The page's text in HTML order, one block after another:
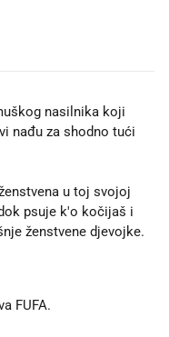
nasilnika koji
nađu za shodno tući
u toj svojoj
psuje k'o kočijaš i
ženstvene djevojke.
FUFA.